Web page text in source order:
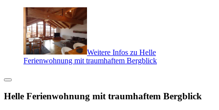
Weitere Infos zu Helle
Ferienwohnung mit traumhaftem Bergblick
Helle Ferienwohnung mit traumhaftem Bergblick